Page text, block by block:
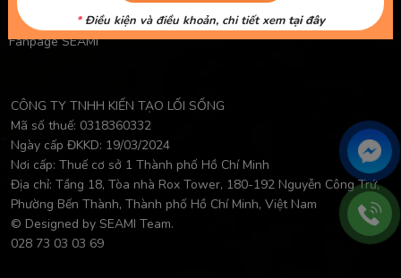
Danh Sách Giáo Viên
Fanpage SEAMI
CÔNG TY TNHH KIẾN TẠO LỐI SỐNG
Mã số thuế: 0318360332
Ngày cấp ĐKKD: 19/03/2024
Nơi cấp: Thuế cơ sở 1 Thành phố Hồ Chí Minh
Địa chỉ: Tầng 18, Tòa nhà Rox Tower, 180-192 Nguyễn Công Trứ,
Phường Bến Thành, Thành phố Hồ Chí Minh, Việt Nam
© Designed by SEAMI Team.
028 73 03 03 69
*Điều kiện và điều khoản, chi tiết xem tại đây